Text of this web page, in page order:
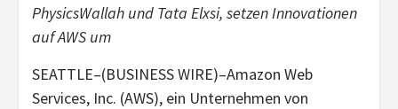
PhysicsWallah und Tata Elxsi, setzen Innovationen
auf AWS um
SEATTLE–(BUSINESS WIRE)–Amazon Web
Services, Inc. (AWS), ein Unternehmen von